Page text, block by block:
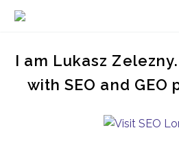
I am Lukasz
with SEO and